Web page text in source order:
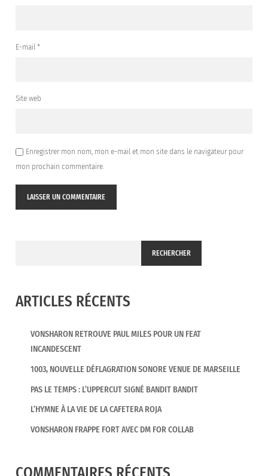
E-mail *
Site web
Enregistrer mon nom, mon e-mail et mon site dans le navigateur pour
mon prochain commentaire.
RECHERCHER
ARTICLES RÉCENTS
VONSHARON RETROUVE PAUL MILES POUR UN FEAT
INCANDESCENT
1003, NOUVELLE DÉFLAGRATION SONORE VENUE DE MARSEILLE
PAS LE TEMPS : L’UPPERCUT SIGNÉ BANDIT BANDIT
L’HYMNE À LA VIE DE LA CAFETERA ROJA
VONSHARON FRAPPE FORT AVEC DM FOR COLLAB